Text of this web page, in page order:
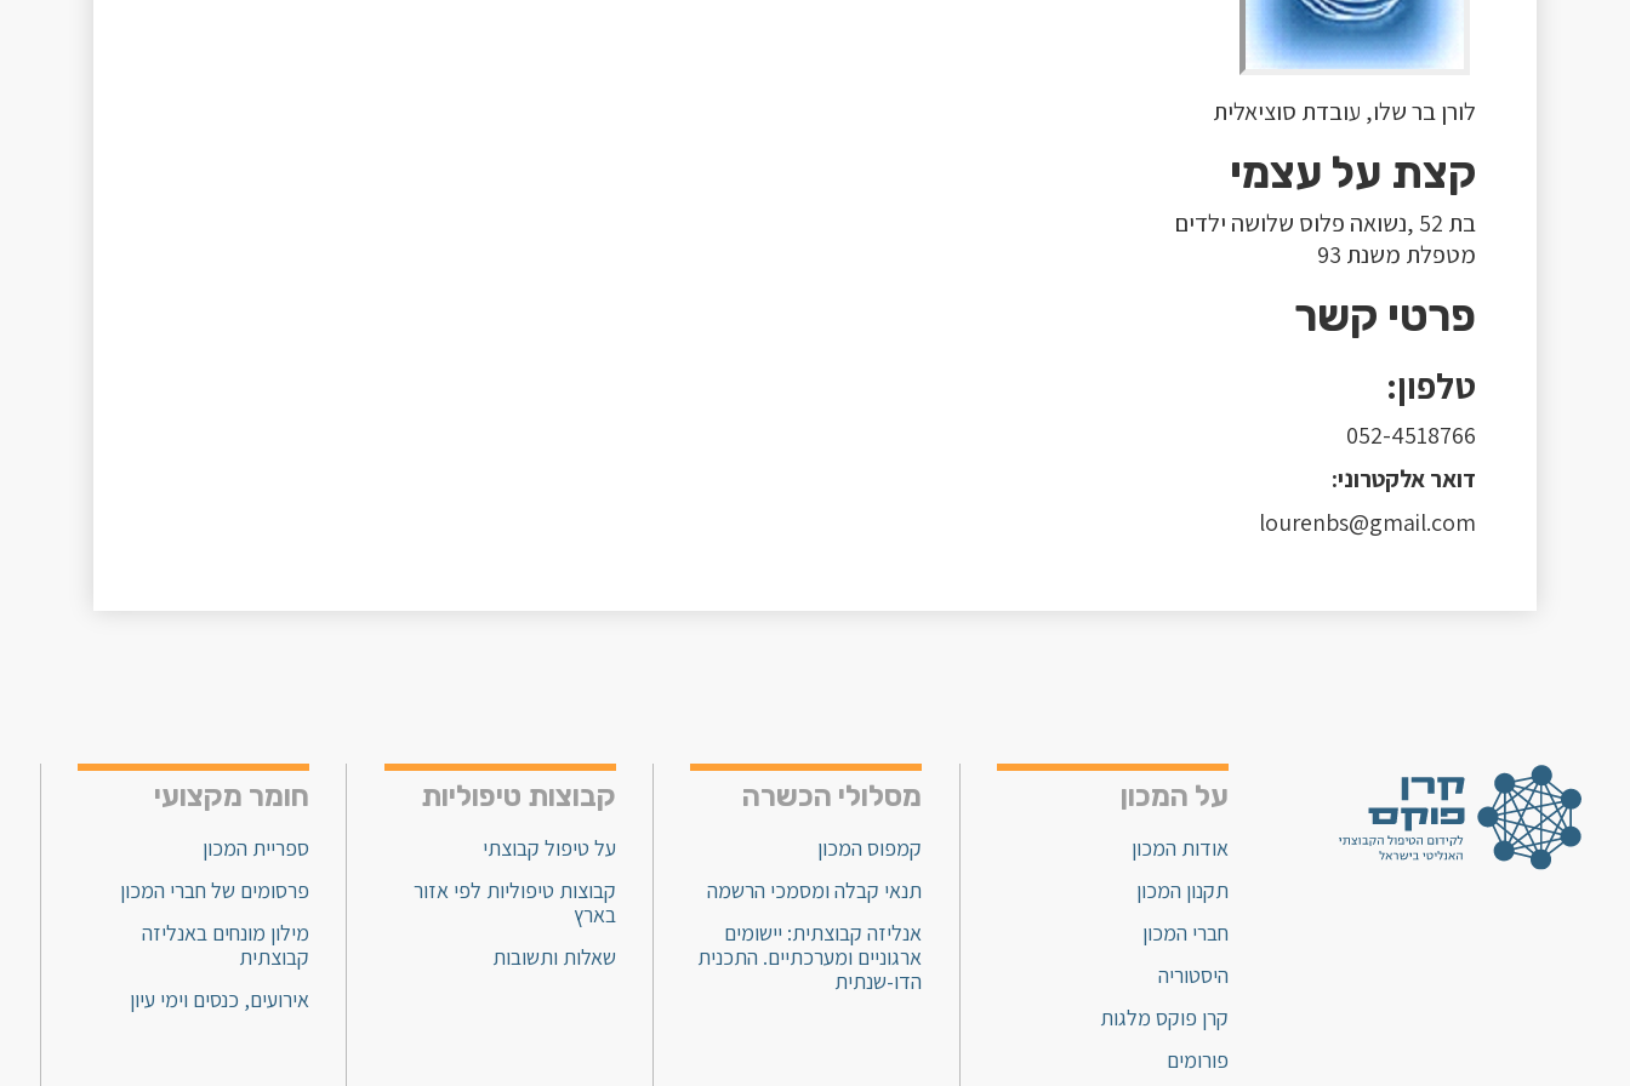
לורן בר שלו, עובדת סוציאלית
קצת על עצמי
בת 52 ,נשואה פלוס שלושה ילדים
מטפלת משנת 93
פרטי קשר
טלפון:
052-4518766
דואר אלקטרוני:
lourenbs@gmail.com
על המכון
אודות המכון
תקנון המכון
חברי המכון
היסטוריה
קרן פוקס מלגות
פורומים
מסלולי הכשרה
קמפוס המכון
תנאי קבלה ומסמכי הרשמה
אנליזה קבוצתית: יישומים
ארגוניים ומערכתיים. התכנית
הדו-שנתית
קבוצות טיפוליות
על טיפול קבוצתי
קבוצות טיפוליות לפי אזור
בארץ
שאלות ותשובות
חומר מקצועי
ספריית המכון
פרסומים של חברי המכון
מילון מונחים באנליזה
קבוצתית
אירועים, כנסים וימי עיון